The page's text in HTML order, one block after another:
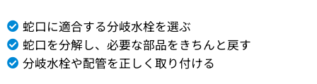
蛇口に適合する分岐水栓を選ぶ
蛇口を分解し、必要な部品をきちんと戻す
分岐水栓や配管を正しく取り付ける